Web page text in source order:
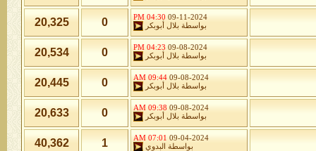
09-11-2024
04:30 PM
بواسطة بلال أبوبكر 0
20,325
09-08-2024
04:23 PM
بواسطة بلال أبوبكر 0
20,534
09-08-2024
09:44 AM
بواسطة بلال أبوبكر 0
20,445
09-08-2024
09:38 AM
بواسطة بلال أبوبكر 0
20,633
09-04-2024
07:01 AM
بواسطة
البدوي 1
40,362